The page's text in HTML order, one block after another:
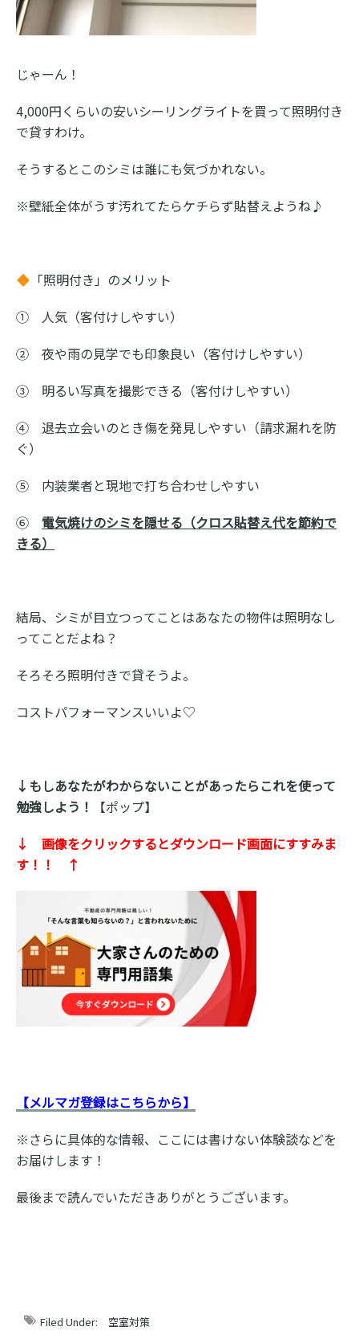
じゃーん！
4,000円くらいの安いシーリングライトを買って照明付き
で貸すわけ。
そうするとこのシミは誰にも気づかれない。
※壁紙全体がうす汚れてたらケチらず貼替えようね♪
「照明付き」のメリット
① 人気（客付けしやすい）
② 夜や雨の見学でも印象良い（客付けしやすい）
③ 明るい写真を撮影できる（客付けしやすい）
④ 退去立会いのとき傷を発見しやすい（請求漏れを防
ぐ）
⑤ 内装業者と現地で打ち合わせしやすい
⑥ 電気焼けのシミを隠せる （クロス貼替え代を節約で
きる）
結局、シミが目立つってことはあなたの物件は照明なし
ってことだよね？
そろそろ照明付きで貸そうよ。
コストパフォーマンスいいよ♡
↓もしあなたがわからないことがあったらこれを使って
勉強しよう！
【ポップ】
↓ 画像をクリックするとダウンロード画面にすすみま
す！！ ↑
【メルマガ登録はこちらから】
※さらに具体的な情報、ここには書けない体験談などを
お届けします！
最後まで読んでいただきありがとうございます。
Filed Under: 空室対策